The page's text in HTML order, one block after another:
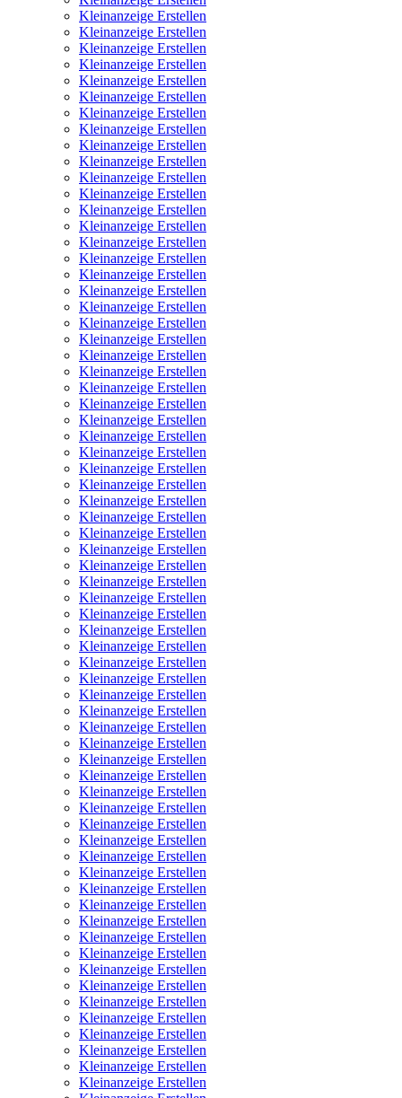
Kleinanzeige Erstellen
Kleinanzeige Erstellen
Kleinanzeige Erstellen
Kleinanzeige Erstellen
Kleinanzeige Erstellen
Kleinanzeige Erstellen
Kleinanzeige Erstellen
Kleinanzeige Erstellen
Kleinanzeige Erstellen
Kleinanzeige Erstellen
Kleinanzeige Erstellen
Kleinanzeige Erstellen
Kleinanzeige Erstellen
Kleinanzeige Erstellen
Kleinanzeige Erstellen
Kleinanzeige Erstellen
Kleinanzeige Erstellen
Kleinanzeige Erstellen
Kleinanzeige Erstellen
Kleinanzeige Erstellen
Kleinanzeige Erstellen
Kleinanzeige Erstellen
Kleinanzeige Erstellen
Kleinanzeige Erstellen
Kleinanzeige Erstellen
Kleinanzeige Erstellen
Kleinanzeige Erstellen
Kleinanzeige Erstellen
Kleinanzeige Erstellen
Kleinanzeige Erstellen
Kleinanzeige Erstellen
Kleinanzeige Erstellen
Kleinanzeige Erstellen
Kleinanzeige Erstellen
Kleinanzeige Erstellen
Kleinanzeige Erstellen
Kleinanzeige Erstellen
Kleinanzeige Erstellen
Kleinanzeige Erstellen
Kleinanzeige Erstellen
Kleinanzeige Erstellen
Kleinanzeige Erstellen
Kleinanzeige Erstellen
Kleinanzeige Erstellen
Kleinanzeige Erstellen
Kleinanzeige Erstellen
Kleinanzeige Erstellen
Kleinanzeige Erstellen
Kleinanzeige Erstellen
Kleinanzeige Erstellen
Kleinanzeige Erstellen
Kleinanzeige Erstellen
Kleinanzeige Erstellen
Kleinanzeige Erstellen
Kleinanzeige Erstellen
Kleinanzeige Erstellen
Kleinanzeige Erstellen
Kleinanzeige Erstellen
Kleinanzeige Erstellen
Kleinanzeige Erstellen
Kleinanzeige Erstellen
Kleinanzeige Erstellen
Kleinanzeige Erstellen
Kleinanzeige Erstellen
Kleinanzeige Erstellen
Kleinanzeige Erstellen
Kleinanzeige Erstellen